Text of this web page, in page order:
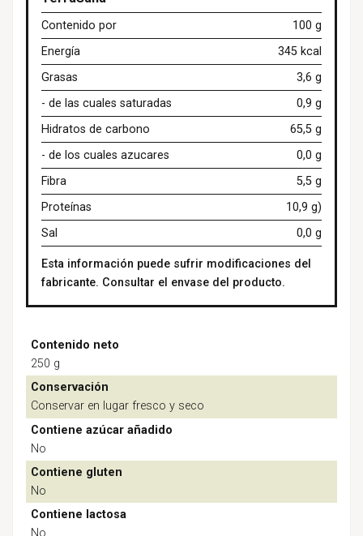
Contenido por
100 g
Energía
345 kcal
Grasas
3,6 g
- de las cuales saturadas
0,9 g
Hidratos de carbono
65,5 g
- de los cuales azucares
0,0 g
Fibra
5,5 g
Proteínas
10,9 g)
Sal
0,0 g
Esta información puede sufrir modificaciones del
fabricante. Consultar el envase del producto.
Contenido neto
250 g
Conservación
Conservar en lugar fresco y seco
Contiene azúcar añadido
No
Contiene gluten
No
Contiene lactosa